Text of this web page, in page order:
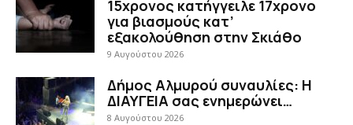
15χρονος κατήγγειλε 17χρονο
για βιασμούς κατ’
εξακολούθηση στην Σκιάθο
9 Αυγούστου 2026
Δήμος Αλμυρού συναυλίες: Η
ΔΙΑΥΓΕΙΑ σας ενημερώνει…
8 Αυγούστου 2026